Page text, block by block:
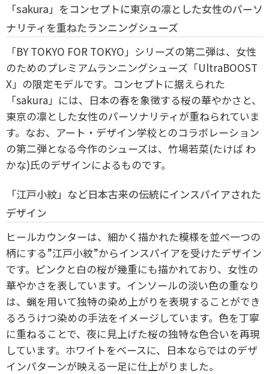
「sakura」をコンセプトに東京の凛とした女性のパーソ
ナリティを重ねたランニングシューズ
「BY TOKYO FOR TOKYO」シリーズの第二弾は、女性
のためのプレミアムランニングシューズ「UltraBOOST
X」の限定モデルです。コンセプトに据えられた
「sakura」には、日本の春を象徴する桜の華やかさと、
東京の凛とした女性のパーソナリティが重ねられていま
す。なお、アート・デザイン学校とのコラボレーション
の第二弾となる今作のシューズは、竹場若菜(たけば わ
かな)氏のデザインによるものです。
「江戸小紋」など日本古来の伝統にインスパイアされた
デザイン
ヒールカウンターは、細かく描かれた模様を並べ一つの
柄にする”江戸小紋”からインスパイアを受けたデザイン
です。ピンクと白の桜が幾重にも描かれており、女性の
華やかさを表しています。インソールの淡い色の重なり
は、蝋を用いて独特の染め上がりを表現することができ
るろうけつ染めの手法をイメージしています。色を丁寧
に重ねることで、夜に見上げた桜の独特な色合いを再現
しています。ホワイトをベースに、日本ならではのデザ
インパターンが映える一足に仕上がりました。